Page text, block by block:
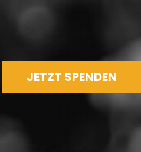
JETZT SPENDEN